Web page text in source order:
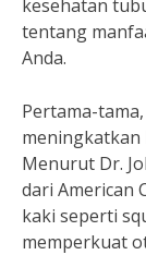
kesehatan
tentang
Anda.
Pertama-
Menurut Dr.
dari American
kaki seperti
memperkuat